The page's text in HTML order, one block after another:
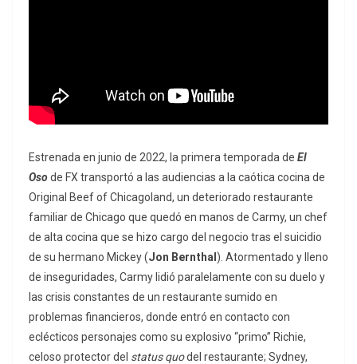
Estrenada en junio de 2022, la primera temporada de El
Osode FX transportó a las audiencias a la caótica cocina de
Original Beef of Chicagoland, un deteriorado restaurante
familiar de Chicago que quedó en manos de Carmy, un chef
de alta cocina que se hizo cargo del negocio tras el suicidio
de su hermano Mickey (Jon Bernthal ). Atormentado y lleno
de inseguridades, Carmy lidió paralelamente con su duelo y
las crisis constantes de un restaurante sumido en
problemas financieros, donde entró en contacto con
eclécticos personajes como su explosivo “primo” Richie,
celoso protector del status quodel restaurante; Sydney,